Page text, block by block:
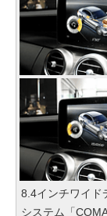
8.4インチワイド
システム「